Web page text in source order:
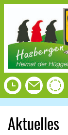
Aktuelles